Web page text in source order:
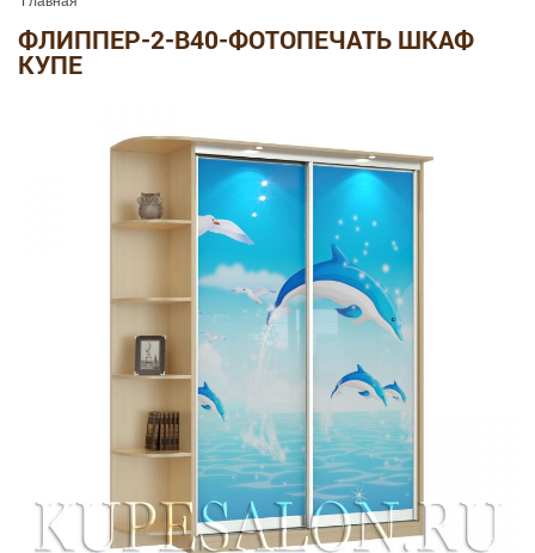
ФЛИППЕР-2-B40-ФОТОПЕЧАТЬ ШКАФ
КУПЕ